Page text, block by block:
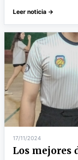
Leer noticia →
17/11/2024
Los mejores